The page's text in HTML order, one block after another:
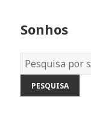
Sonhos
Dicionário
dos
Sonhos: